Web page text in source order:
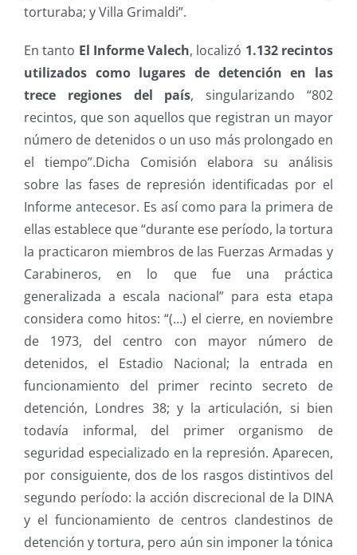
torturaba; y Villa Grimaldi”.
En tanto El Informe Valech, localizó 1.132 recintos
utilizados como lugares de detención en las
trece regiones del país, singularizando “802
recintos, que son aquellos que registran un mayor
número de detenidos o un uso más prolongado en
el tiempo”.Dicha Comisión elabora su análisis
sobre las fases de represión identificadas por el
Informe antecesor. Es así como para la primera de
ellas establece que “durante ese período, la tortura
la practicaron miembros de las Fuerzas Armadas y
Carabineros, en lo que fue una práctica
generalizada a escala nacional” para esta etapa
considera como hitos: “(…) el cierre, en noviembre
de 1973, del centro con mayor número de
detenidos, el Estadio Nacional; la entrada en
funcionamiento del primer recinto secreto de
detención, Londres 38; y la articulación, si bien
todavía informal, del primer organismo de
seguridad especializado en la represión. Aparecen,
por consiguiente, dos de los rasgos distintivos del
segundo período: la acción discrecional de la DINA
y el funcionamiento de centros clandestinos de
detención y tortura, pero aún sin imponer la tónica